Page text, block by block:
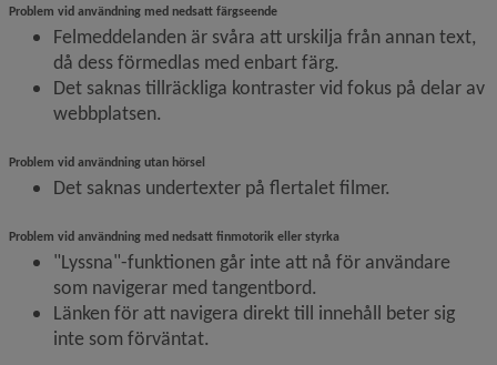
Problem vid användning med nedsatt färgseende
Felmeddelanden är svåra att urskilja från annan text,
då dess förmedlas med enbart färg.
Det saknas tillräckliga kontraster vid fokus på delar av
webbplatsen.
Problem vid användning utan hörsel
Det saknas undertexter på flertalet filmer.
Problem vid användning med nedsatt finmotorik eller styrka
"Lyssna"-funktionen går inte att nå för användare
som navigerar med tangentbord.
Länken för att navigera direkt till innehåll beter sig
inte som förväntat.